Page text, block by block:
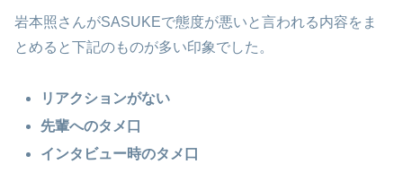
岩本照さんがSASUKEで態度が悪いと言われる内容をま
とめると下記のものが多い印象でした。
リアクションがない
先輩へのタメ口
インタビュー時のタメ口